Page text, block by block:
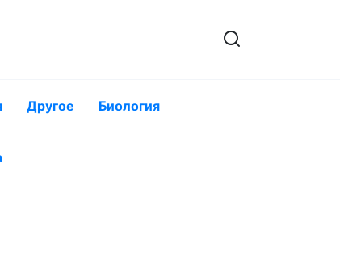
Другое Биология